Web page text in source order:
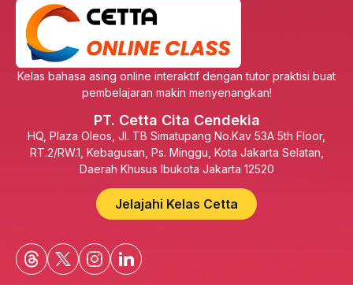
Kelas bahasa asing online interaktif dengan tutor praktisi buat
pembelajaran makin menyenangkan!
PT. Cetta Cita Cendekia
HQ, Plaza Oleos, Jl. TB Simatupang No.Kav 53A 5th Floor,
RT.2/RW.1, Kebagusan, Ps. Minggu, Kota Jakarta Selatan,
Daerah Khusus Ibukota Jakarta 12520
Jelajahi Kelas Cetta